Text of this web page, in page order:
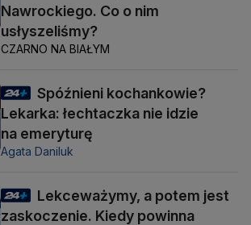
Nawrockiego. Co o nim
usłyszeliśmy?
CZARNO NA BIAŁYM
Spóźnieni kochankowie?
Lekarka: łechtaczka nie idzie
na emeryturę
Agata Daniluk
Lekceważymy, a potem jest
zaskoczenie. Kiedy powinna